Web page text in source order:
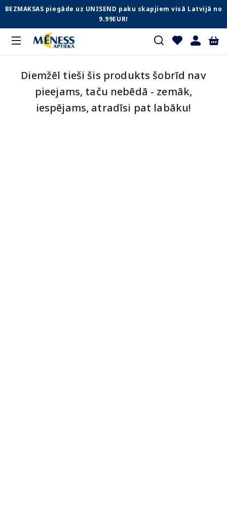
BEZMAKSAS piegāde uz UNISEND paku skapjiem visā Latvijā no
9.99EUR!
Diemžēl tieši šis produkts šobrīd nav
pieejams, taču nebēdā - zemāk,
iespējams, atradīsi pat labāku!